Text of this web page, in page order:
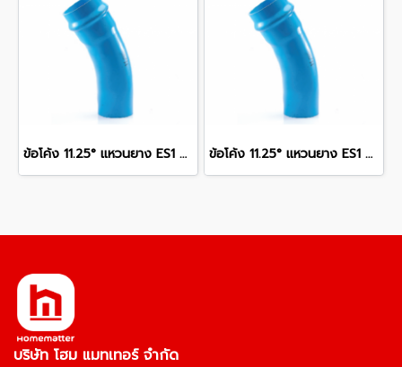
ข้อโค้ง 11.25° แหวนยาง ES1 SCG ขนาด 250 มม. (10 นิ้ว ) ชั้น 13.5 ข้อโค้ง 11.25° แหวนยาง ES1 SCG ขนาด 300 มม. (12 นิ้ว ) ชั้น 13.5
บริษัท โฮม แมทเทอร์ จำกัด